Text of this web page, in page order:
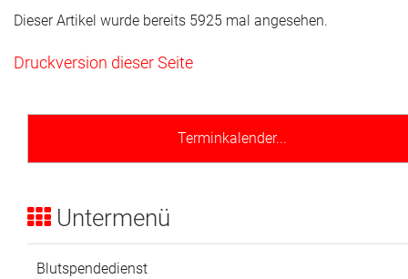
Dieser Artikel wurde bereits 5925 mal angesehen.
Druckversion dieser Seite
Terminkalender...
Untermenü
Blutspendedienst